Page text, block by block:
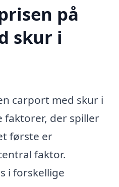
på
skur i
carport med skur i
faktorer, der spiller
første er
faktor.
i forskellige